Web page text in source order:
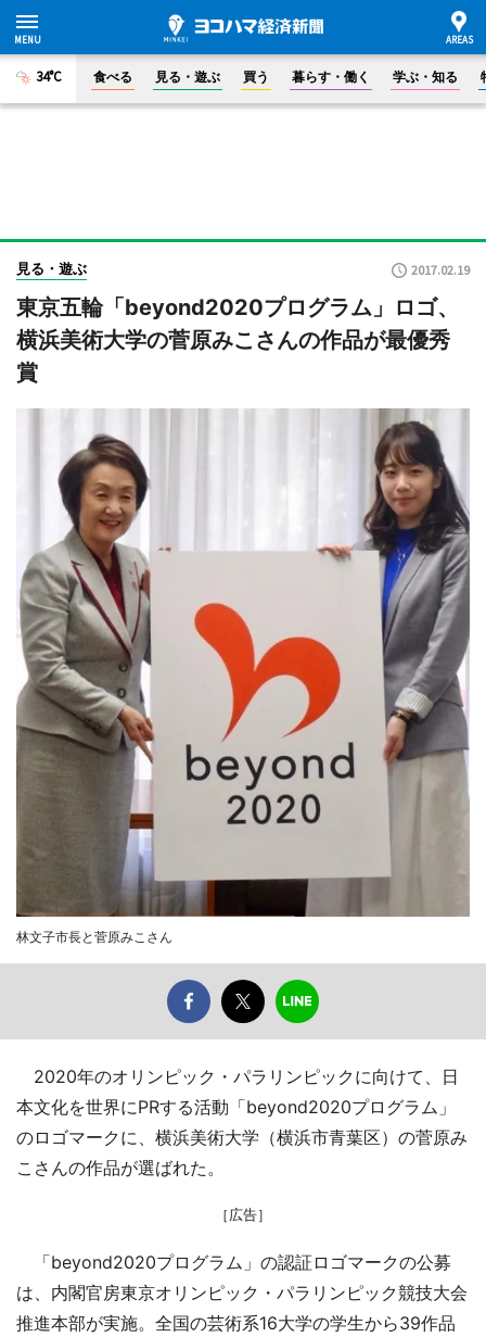
34°C 食べる 見る・遊ぶ 買う 暮らす・働く 学ぶ・知る
見る・遊ぶ 2017.02.19
東京五輪「beyond2020プログラム」ロゴ、
横浜美術大学の菅原みこさんの作品が最優秀
賞
林文子市長と菅原みこさん
2020年のオリンピック・パラリンピックに向けて、日
本文化を世界にPRする活動「beyond2020プログラム」
のロゴマークに、横浜美術大学（横浜市青葉区）の菅原み
こさんの作品が選ばれた。
［広告］
「beyond2020プログラム」の認証ロゴマークの公募
は、内閣官房東京オリンピック・パラリンピック競技大会
推進本部が実施。全国の芸術系16大学の学生から39作品